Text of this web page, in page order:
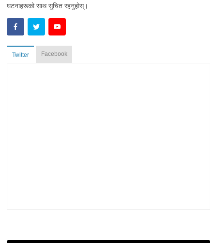
घटनाहरूको साथ सुचित रहनुहोस्।
Twitter Facebook